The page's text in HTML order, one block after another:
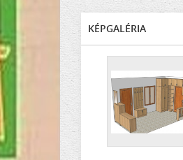
KÉPGALÉRIA